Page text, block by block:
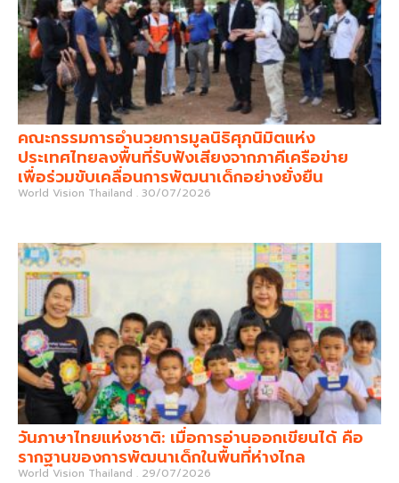
คณะกรรมการอำนวยการมูลนิธิศุภนิมิตแห่ง
ประเทศไทยลงพื้นที่รับฟังเสียงจากภาคีเครือข่าย
เพื่อร่วมขับเคลื่อนการพัฒนาเด็กอย่างยั่งยืน
World Vision Thailand 30/07/2026
วันภาษาไทยแห่งชาติ: เมื่อการอ่านออกเขียนได้ คือ
รากฐานของการพัฒนาเด็กในพื้นที่ห่างไกล
World Vision Thailand 29/07/2026